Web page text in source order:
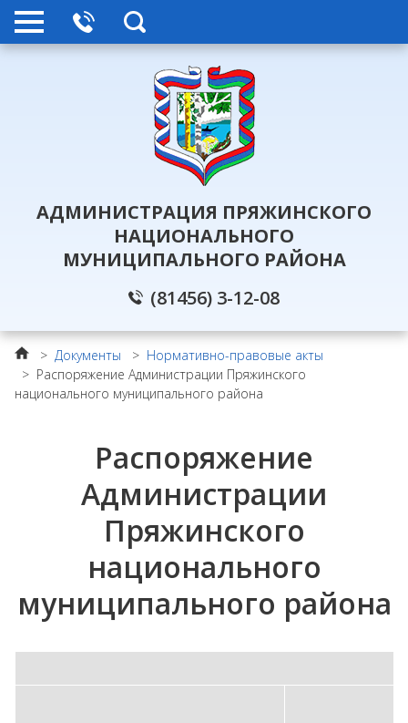
АДМИНИСТРАЦИЯ ПРЯЖИНСКОГО
НАЦИОНАЛЬНОГО
МУНИЦИПАЛЬНОГО РАЙОНА
(81456) 3-12-08
> Документы > Нормативно-правовые акты
> Распоряжение Администрации Пряжинского
национального муниципального района
Распоряжение
Администрации
Пряжинского
национального
муниципального района